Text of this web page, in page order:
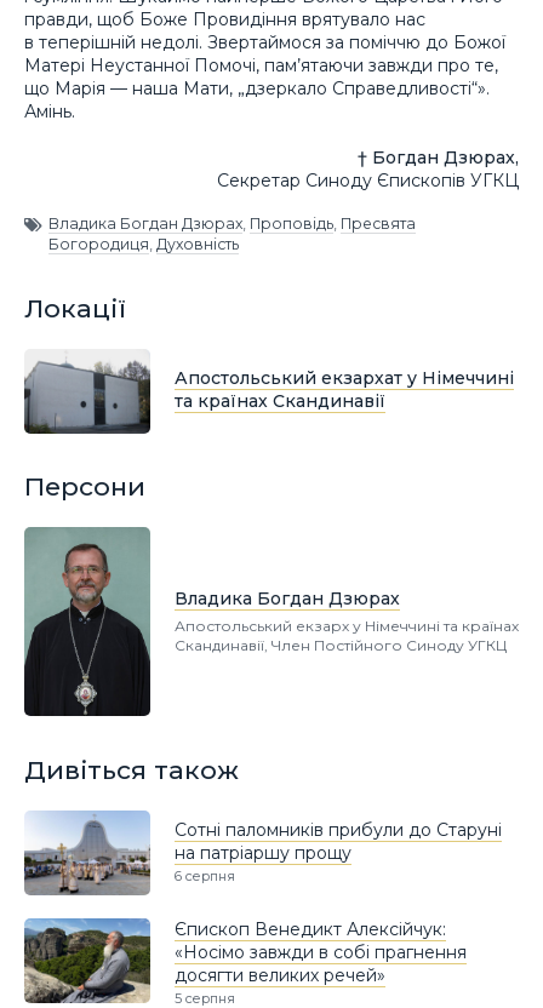
правди, щоб Боже Провидіння врятувало нас
в теперішній недолі. Звертаймося за поміччю до Божої
Матері Неустанної Помочі, пам’ятаючи завжди про те,
що Марія — наша Мати, „дзеркало Справедливості“».
Амінь.
† Богдан Дзюрах,
Секретар Синоду Єпископів УГКЦ
Владика Богдан Дзюрах, Проповідь, Пресвята
Богородиця, Духовність
Локації
Апостольський екзархат у Німеччині
та країнах Скандинавії
Персони
Владика Богдан Дзюрах
Апостольський екзарх у Німеччині та країнах
Скандинавії, Член Постійного Синоду УГКЦ
Дивіться також
Сотні паломників прибули до Старуні
на патріаршу прощу
6 серпня
Єпископ Венедикт Алексійчук:
«Носімо завжди в собі прагнення
досягти великих речей»
5 серпня